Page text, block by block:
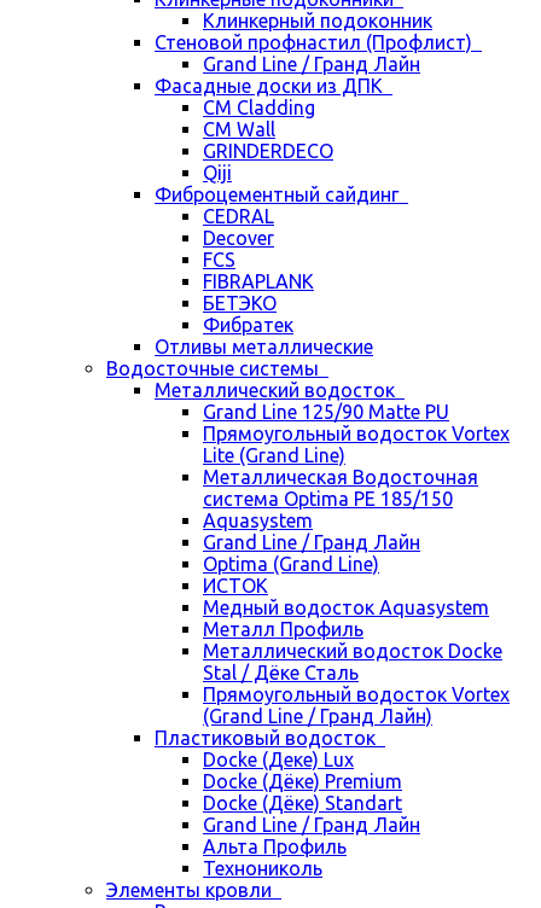
Клинкерный подоконник
Стеновой профнастил (Профлист)
Grand Line / Гранд Лайн
Фасадные доски из ДПК
CM Cladding
CM Wall
GRINDERDECO
Qiji
Фиброцементный сайдинг
CEDRAL
Decover
FCS
FIBRAPLANK
БЕТЭКО
Фибратек
Отливы металлические
Водосточные системы
Металлический водосток
Grand Line 125/90 Matte PU
Прямоугольный водосток Vortex
Lite (Grand Line)
Металлическая Водосточная
система Optima PE 185/150
Aquasystem
Grand Line / Гранд Лайн
Optima (Grand Line)
ИСТОК
Медный водосток Aquasystem
Металл Профиль
Металлический водосток Docke
Stal / Дёке Сталь
Прямоугольный водосток Vortex
(Grand Line / Гранд Лайн)
Пластиковый водосток
Docke (Деке) Lux
Docke (Дёке) Premium
Docke (Дёке) Standart
Grand Line / Гранд Лайн
Альта Профиль
Технониколь
Элементы кровли